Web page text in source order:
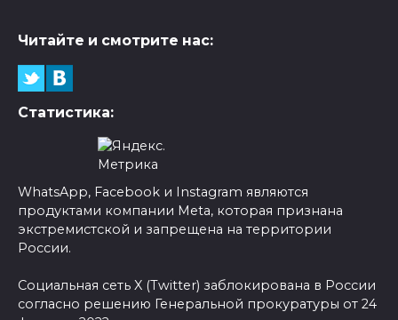
Читайте и смотрите нас:
Статистика:
WhatsApp, Facebook и Instagram являются
продуктами компании Meta, которая признана
экстремистской и запрещена на территории
России.
Социальная сеть X (Twitter) заблокирована в России
согласно решению Генеральной прокуратуры от 24